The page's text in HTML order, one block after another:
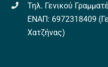
Τηλ. Γενικού
ΕΝΑΠ: 6972318409
Χατζήνας)